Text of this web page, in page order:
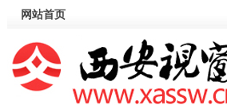
网站首页